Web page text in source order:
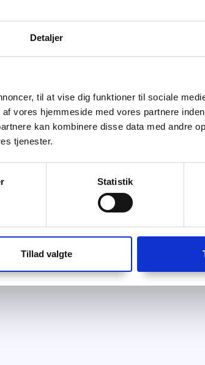
Detaljer
til at vise dig funktioner til sociale
vores hjemmeside med vores partnere
kan kombinere disse data med andre
tjenester.
Statistik
Tillad valgte